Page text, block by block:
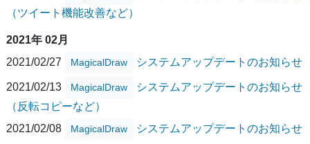
（ツイート機能改善など）
2021年 02月
2021/02/27
MagicalDraw システムアップデートのお知らせ
2021/02/13 MagicalDraw
システムアップデートのお知らせ
（反転コピーなど）
2021/02/08
MagicalDraw システムアップデートのお知らせ